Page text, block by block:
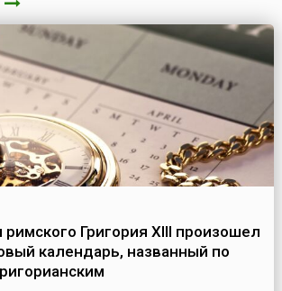
римского Григория XIII произошел
календарь, названный по